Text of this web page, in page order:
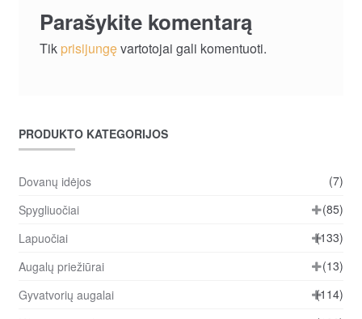
Parašykite komentarą
Tik prisijungęvartotojai gali komentuoti.
PRODUKTO KATEGORIJOS
Dovanų idėjos
(7)
Spygliuočiai
(85)
Lapuočiai
(133)
Augalų priežiūrai
(13)
Gyvatvorių augalai
(114)